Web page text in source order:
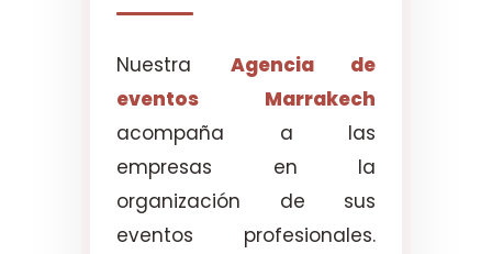
Nuestra Agencia de
eventos Marrakech
acompaña a las
empresas en la
organización de sus
eventos profesionales.